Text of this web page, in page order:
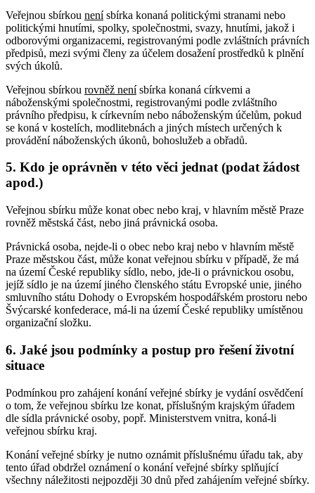
Veřejnou sbírkou nenísbírka konaná politickými stranami nebo
politickými hnutími, spolky, společnostmi, svazy, hnutími, jakož i
odborovými organizacemi, registrovanými podle zvláštních právních
předpisů, mezi svými členy za účelem dosažení prostředků k plnění
svých úkolů.
Veřejnou sbírkou rovněž nenísbírka konaná církvemi a
náboženskými společnostmi, registrovanými podle zvláštního
právního předpisu, k církevním nebo náboženským účelům, pokud
se koná v kostelích, modlitebnách a jiných místech určených k
provádění náboženských úkonů, bohoslužeb a obřadů.
5. Kdo je oprávněn v této věci jednat (podat žádost
apod.)
Veřejnou sbírku může konat obec nebo kraj, v hlavním městě Praze
rovněž městská část, nebo jiná právnická osoba.
Právnická osoba, nejde-li o obec nebo kraj nebo v hlavním městě
Praze městskou část, může konat veřejnou sbírku v případě, že má
na území České republiky sídlo, nebo, jde-li o právnickou osobu,
jejíž sídlo je na území jiného členského státu Evropské unie, jiného
smluvního státu Dohody o Evropském hospodářském prostoru nebo
Švýcarské konfederace, má-li na území České republiky umístěnou
organizační složku.
6. Jaké jsou podmínky a postup pro řešení životní
situace
Podmínkou pro zahájení konání veřejné sbírky je vydání osvědčení
o tom, že veřejnou sbírku lze konat, příslušným krajským úřadem
dle sídla právnické osoby, popř. Ministerstvem vnitra, koná-li
veřejnou sbírku kraj.
Konání veřejné sbírky je nutno oznámit příslušnému úřadu tak, aby
tento úřad obdržel oznámení o konání veřejné sbírky splňující
všechny náležitosti nejpozději 30 dnů před zahájením veřejné sbírky.